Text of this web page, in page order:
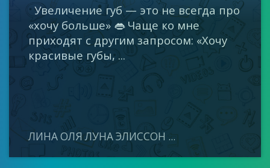
Увеличение губ — это не всегда про
«хочу больше» 👄 Чаще ко мне
приходят с другим запросом: «Хочу
красивые губы, ...
ЛИНА ОЛЯ ЛУНА ЭЛИССОН ...